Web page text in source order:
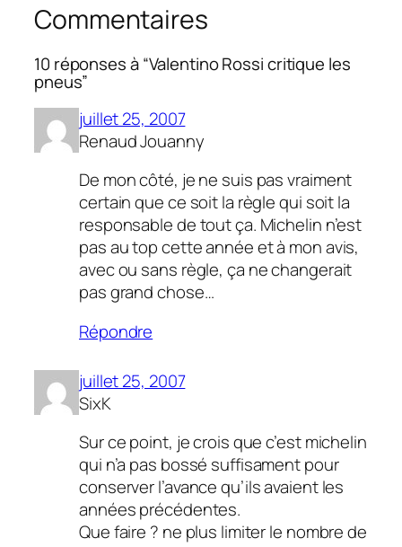
Commentaires
10 réponses à “Valentino Rossi critique les
pneus”
juillet 25, 2007
Renaud Jouanny
De mon côté, je ne suis pas vraiment
certain que ce soit la règle qui soit la
responsable de tout ça. Michelin n’est
pas au top cette année et à mon avis,
avec ou sans règle, ça ne changerait
pas grand chose…
Répondre
juillet 25, 2007
SixK
Sur ce point, je crois que c’est michelin
qui n’a pas bossé suffisament pour
conserver l’avance qu’ils avaient les
années précédentes.
Que faire ? ne plus limiter le nombre de